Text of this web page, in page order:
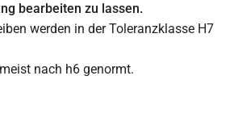
bearbeiten zu lassen.
werden in der Toleranzklasse H7
nach h6 genormt.